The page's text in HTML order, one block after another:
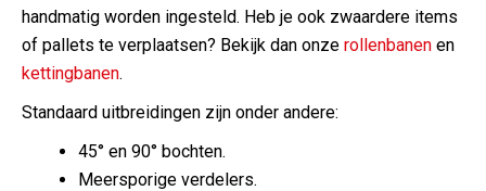
handmatig worden ingesteld. Heb je ook zwaardere items
of pallets te verplaatsen? Bekijk dan onze rollenbanen en
kettingbanen.
Standaard uitbreidingen zijn onder andere:
45° en 90° bochten.
Meersporige verdelers.